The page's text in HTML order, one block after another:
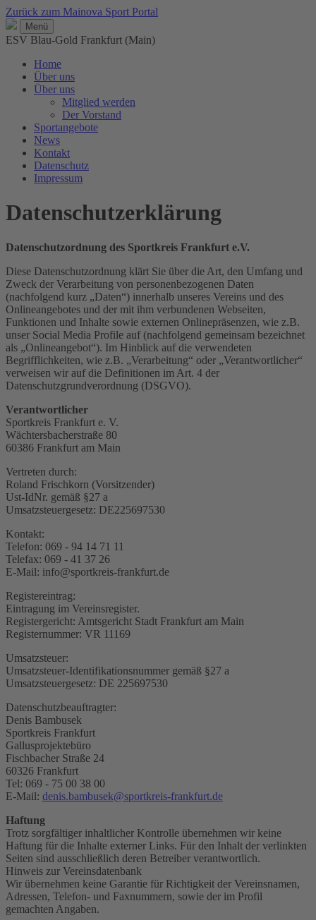
Zurück zum Mainova Sport Portal
Menü
ESV Blau-Gold Frankfurt (Main)
Home
Über uns
Über uns
Mitglied werden
Der Vorstand
Sportangebote
News
Kontakt
Datenschutz
Impressum
Datenschutzerklärung
Datenschutzordnung des Sportkreis Frankfurt e.V.
Diese Datenschutzordnung klärt Sie über die Art, den Umfang und
Zweck der Verarbeitung von personenbezogenen Daten
(nachfolgend kurz „Daten“) innerhalb unseres Vereins und des
Onlineangebotes und der mit ihm verbundenen Webseiten,
Funktionen und Inhalte sowie externen Onlinepräsenzen, wie z.B.
unser Social Media Profile auf (nachfolgend gemeinsam bezeichnet
als „Onlineangebot“). Im Hinblick auf die verwendeten
Begrifflichkeiten, wie z.B. „Verarbeitung“ oder „Verantwortlicher“
verweisen wir auf die Definitionen im Art. 4 der
Datenschutzgrundverordnung (DSGVO).
Verantwortlicher
Sportkreis Frankfurt e. V.
Wächtersbacherstraße 80
60386 Frankfurt am Main
Vertreten durch:
Roland Frischkorn (Vorsitzender)
Ust-IdNr. gemäß §27 a
Umsatzsteuergesetz: DE225697530
Kontakt:
Telefon: 069 - 94 14 71 11
Telefax: 069 - 41 37 26
E-Mail: info@sportkreis-frankfurt.de
Registereintrag:
Eintragung im Vereinsregister.
Registergericht: Amtsgericht Stadt Frankfurt am Main
Registernummer: VR 11169
Umsatzsteuer:
Umsatzsteuer-Identifikationsnummer gemäß §27 a
Umsatzsteuergesetz: DE 225697530
Datenschutzbeauftragter:
Denis Bambusek
Sportkreis Frankfurt
Gallusprojektebüro
Fischbacher Straße 24
60326 Frankfurt
Tel: 069 - 75 00 38 00
E-Mail: denis.bambusek@sportkreis-frankfurt.de
Haftung
Trotz sorgfältiger inhaltlicher Kontrolle übernehmen wir keine
Haftung für die Inhalte externer Links. Für den Inhalt der verlinkten
Seiten sind ausschließlich deren Betreiber verantwortlich.
Hinweis zur Vereinsdatenbank
Wir übernehmen keine Garantie für Richtigkeit der Vereinsnamen,
Adressen, Telefon- und Faxnummern, sowie der im Profil
gemachten Angaben.